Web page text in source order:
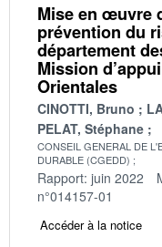
Mise en œuvre
prévention du
département
Mission
Orientales
CINOTTI, Bruno
PELAT, Stéphane
CONSEIL GENERAL DE
DURABLE (CGEDD)
Rapport: juin 2022
n°014157-01
Accéder à la notice